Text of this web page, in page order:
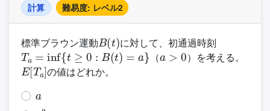
計算 難易度: レベル2
標準ブラウン運動 に対して、初通過時刻
Ta=inf{t≥0:B(t)=a}
（
a >0
）を考える。
E[ Ta ]
の値はどれか。
a2